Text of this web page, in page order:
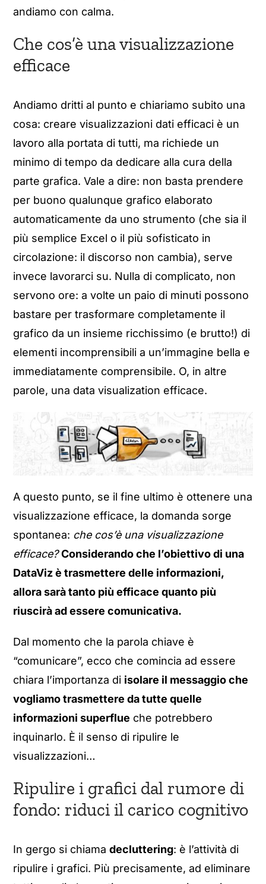
andiamo con calma.
Che cos’è una visualizzazione
efficace
Andiamo dritti al punto e chiariamo subito una
cosa: creare visualizzazioni dati efficaci è un
lavoro alla portata di tutti, ma richiede un
minimo di tempo da dedicare alla cura della
parte grafica. Vale a dire: non basta prendere
per buono qualunque grafico elaborato
automaticamente da uno strumento (che sia il
più semplice Excel o il più sofisticato in
circolazione: il discorso non cambia), serve
invece lavorarci su. Nulla di complicato, non
servono ore: a volte un paio di minuti possono
bastare per trasformare completamente il
grafico da un insieme ricchissimo (e brutto!) di
elementi incomprensibili a un’immagine bella e
immediatamente comprensibile. O, in altre
parole, una data visualization efficace.
A questo punto, se il fine ultimo è ottenere una
visualizzazione efficace, la domanda sorge
spontanea: che cos’è una visualizzazione
efficace? Considerando che l’obiettivo di una
DataViz è trasmettere delle informazioni,
allora sarà tanto più efficace quanto più
riuscirà ad essere comunicativa.
Dal momento che la parola chiave è
“comunicare”, ecco che comincia ad essere
chiara l’importanza di isolare il messaggio che
vogliamo trasmettere da tutte quelle
informazioni superflue che potrebbero
inquinarlo. È il senso di ripulire le
visualizzazioni…
Ripulire i grafici dal rumore di
fondo: riduci il carico cognitivo
In gergo si chiamadecluttering: è l’attività di
ripulire i grafici. Più precisamente, ad eliminare